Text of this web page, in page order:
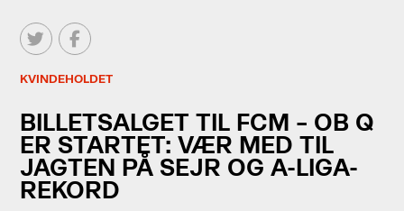
KVINDEHOLDET
BILLETSALGET TIL FCM – OB Q
ER STARTET: VÆR MED TIL
JAGTEN PÅ SEJR OG A-LIGA-
REKORD